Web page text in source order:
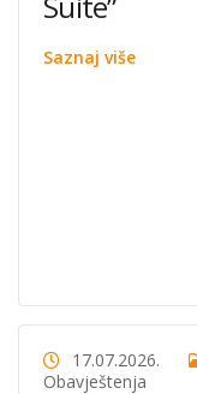
Saznaj više
17.07.2026.
Obavještenja